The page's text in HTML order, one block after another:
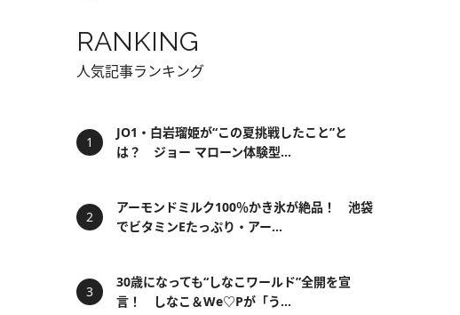
RANKING
人気記事ランキング
JO1・白岩瑠姫が“この夏挑戦したこと”と
は？ ジョー マローン体験型...
アーモンドミルク100％かき氷が絶品！ 池袋
でビタミンEたっぷり・アー...
30歳になっても“しなこワールド”全開を宣
言！ しなこ＆We♡Pが「う...